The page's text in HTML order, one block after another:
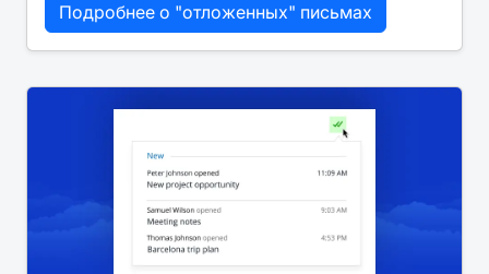
Подробнее о "отложенных" письмах